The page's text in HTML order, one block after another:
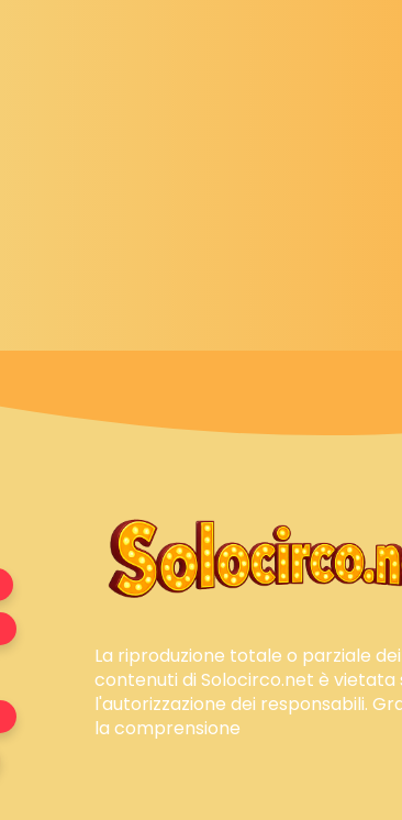
La riproduzione totale o parziale dei
contenuti di Solocirco.net è vietata
l'autorizzazione dei responsabili.
la comprensione